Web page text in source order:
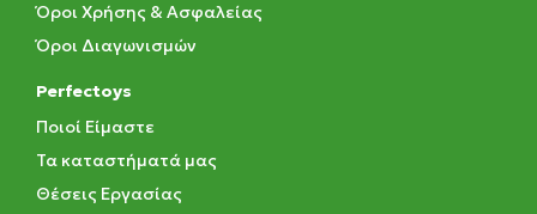
Όροι Χρήσης & Ασφαλείας
Όροι Διαγωνισμών
Perfectoys
Ποιοί Είμαστε
Τα καταστήματά μας
Θέσεις Εργασίας